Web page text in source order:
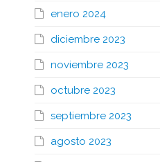
enero 2024
diciembre 2023
noviembre 2023
octubre 2023
septiembre 2023
agosto 2023